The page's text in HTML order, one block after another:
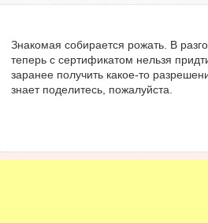
Знакомая собирается рожать. В
теперь с сертификатом нельзя
заранее получить какое-то
знает поделитесь, пожалуйста.